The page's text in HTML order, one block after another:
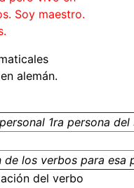
Soy maestro.
alemán.
1ra persona del
de los verbos para esa
del verbo